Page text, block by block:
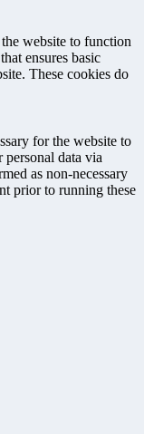
website to function
ensures basic
These cookies do
for the website to
data via
as non-necessary
prior to running these